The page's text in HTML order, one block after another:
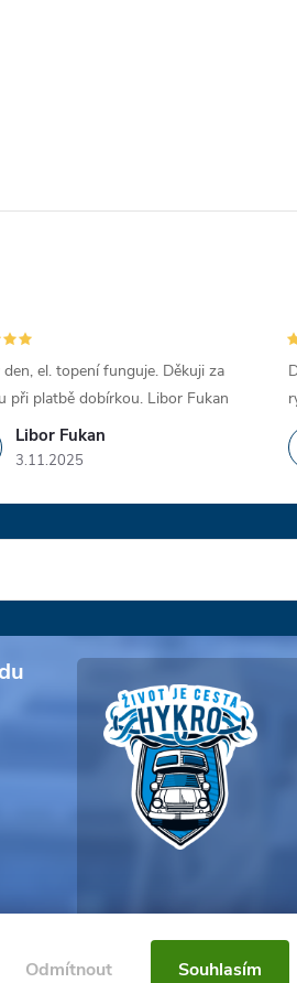
Odmítnout Souhlasím
Libor Fukan
3.11.2025
el. topení funguje. Děkuji za
při platbě dobírkou. Libor Fukan